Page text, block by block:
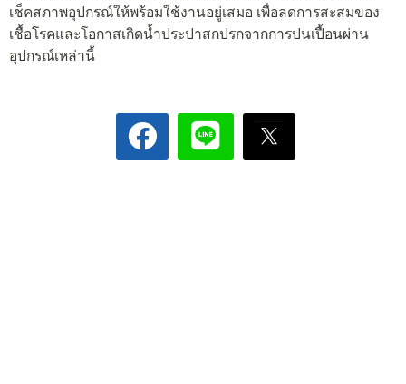
เช็คสภาพอุปกรณ์ให้พร้อมใช้งานอยู่เสมอ เพื่อลดการสะสมของ
เชื้อโรคและโอกาสเกิดน้ำประปาสกปรกจากการปนเปื้อนผ่าน
อุปกรณ์เหล่านี้